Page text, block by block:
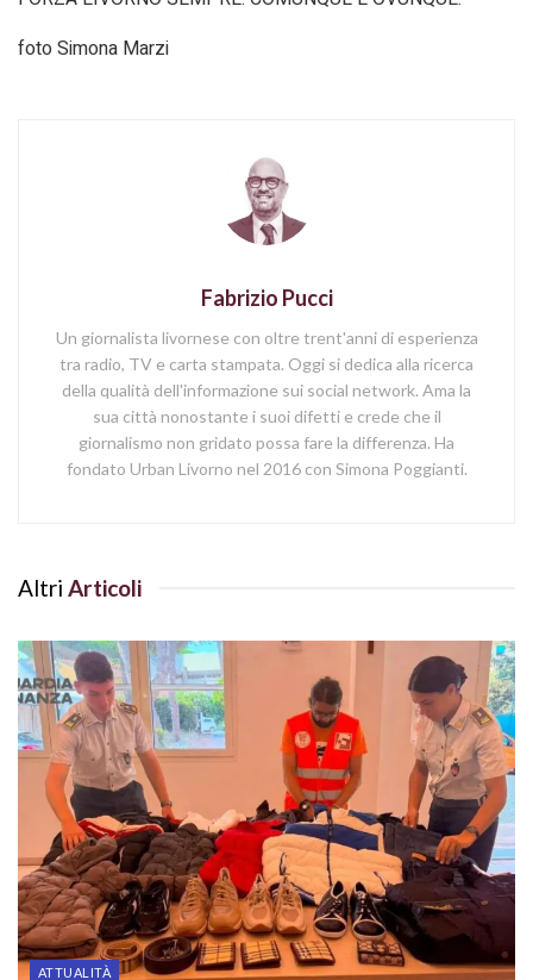
foto Simona Marzi
Fabrizio Pucci
Un giornalista livornese con oltre trent'anni di esperienza
tra radio, TV e carta stampata. Oggi si dedica alla ricerca
della qualità dell'informazione sui social network. Ama la
sua città nonostante i suoi difetti e crede che il
giornalismo non gridato possa fare la differenza. Ha
fondato Urban Livorno nel 2016 con Simona Poggianti.
Altri Articoli
ATTUALITÀ